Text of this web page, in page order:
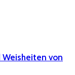
Weisheiten von